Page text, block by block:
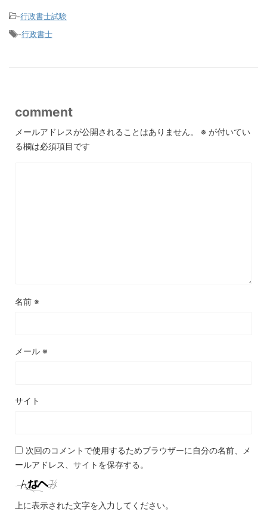
-行政書士試験
-行政書士
comment
メールアドレスが公開されることはありません。 ※ が付いてい
る欄は必須項目です
名前 ※
メール ※
サイト
次回のコメントで使用するためブラウザーに自分の名前、メ
ールアドレス、サイトを保存する。
上に表示された文字を入力してください。